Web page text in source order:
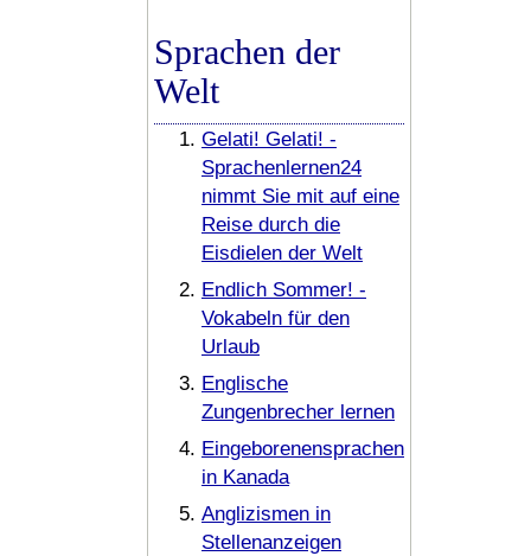
Sprachen der
Welt
Gelati! Gelati! -
Sprachenlernen24
nimmt Sie mit auf eine
Reise durch die
Eisdielen der Welt
Endlich Sommer! -
Vokabeln für den
Urlaub
Englische
Zungenbrecher lernen
Eingeborenensprachen
in Kanada
Anglizismen in
Stellenanzeigen